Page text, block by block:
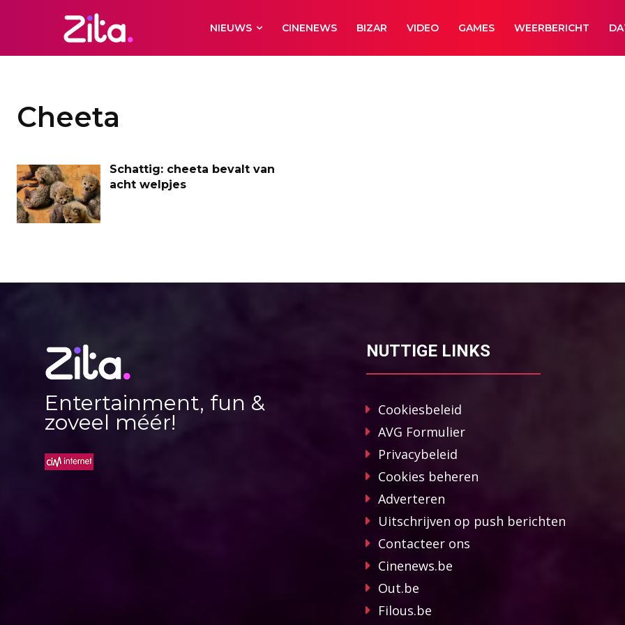
NIEUWS CINENEWS BIZAR VIDEO GAMES WEERBERICHT
Cheeta
Schattig: cheeta bevalt van
acht welpjes
Entertainment, fun &
zoveel méér!
NUTTIGE LINKS
Cookiesbeleid
AVG Formulier
Privacybeleid
Cookies beheren
Adverteren
Uitschrijven op push berichten
Contacteer ons
Cinenews.be
Out.be
Filous.be